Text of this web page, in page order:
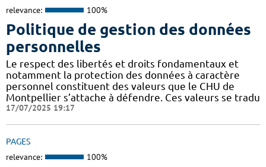
relevance: 100%
Politique de gestion des données
personnelles
Le respect des libertés et droits fondamentaux et
notamment la protection des données à caractère
personnel constituent des valeurs que le CHU de
Montpellier s’attache à défendre. Ces valeurs se tradu
17/07/2025 19:17
PAGES
relevance: 100%